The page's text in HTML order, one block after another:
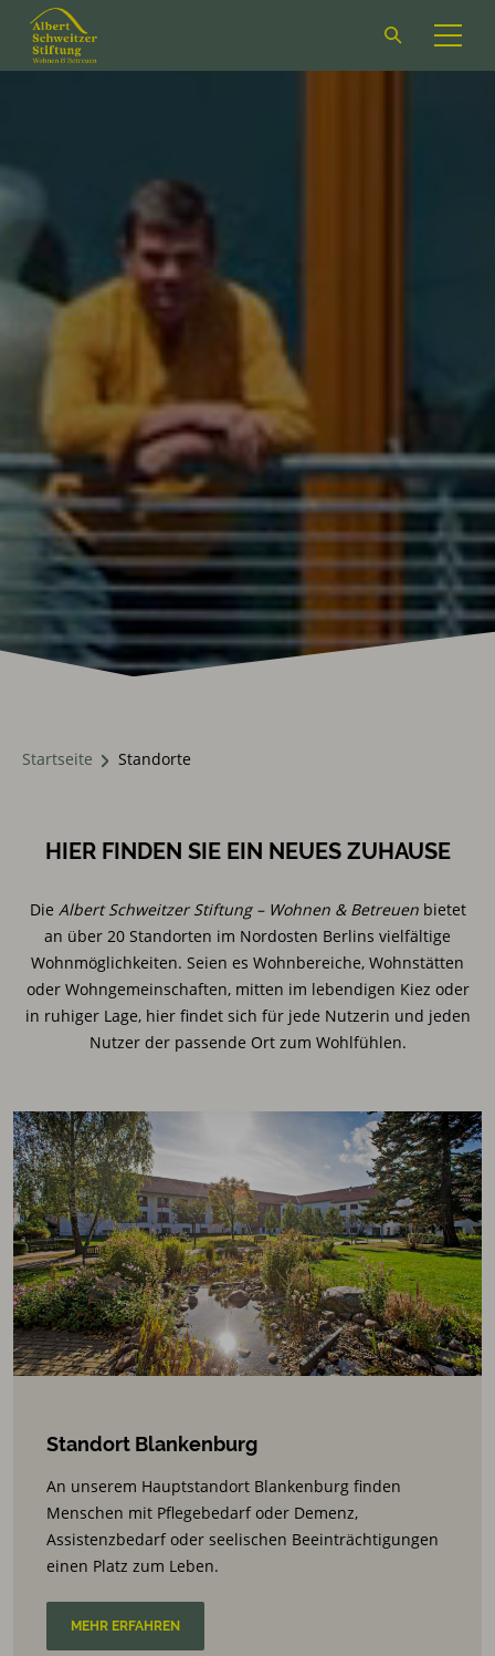
Suchformular
öffnen
Startseite Standorte
HIER FINDEN SIE EIN NEUES ZUHAUSE
Die Albert Schweitzer Stiftung – Wohnen & Betreuenbietet
an über 20 Standorten im Nordosten Berlins vielfältige
Wohnmöglichkeiten. Seien es Wohnbereiche, Wohnstätten
oder Wohngemeinschaften, mitten im lebendigen Kiez oder
in ruhiger Lage, hier findet sich für jede Nutzerin und jeden
Nutzer der passende Ort zum Wohlfühlen.
Standort Blankenburg
An unserem Hauptstandort Blankenburg finden
Menschen mit Pflegebedarf oder Demenz,
Assistenzbedarf oder seelischen Beeinträchtigungen
einen Platz zum Leben.
MEHR ERFAHREN